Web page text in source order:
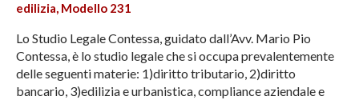
edilizia, Modello 231
Lo Studio Legale Contessa, guidato dall’Avv. Mario Pio
Contessa, è lo studio legale che si occupa prevalentemente
delle seguenti materie: 1)diritto tributario, 2)diritto
bancario, 3)edilizia e urbanistica, compliance aziendale e